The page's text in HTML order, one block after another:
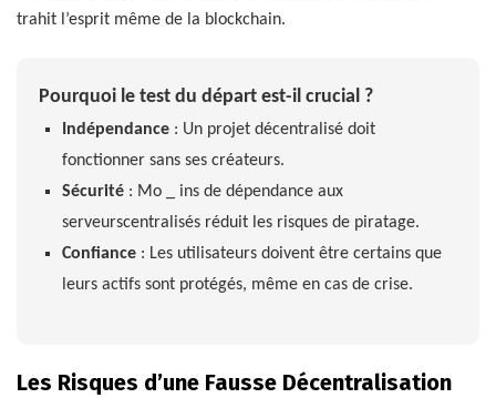
trahit l’esprit même de la blockchain.
Pourquoi le test du départ est-il crucial ?
Indépendance: Un projet décentralisé doit
fonctionner sans ses créateurs.
Sécurité: Mo _ ins de dépendance aux
serveurscentralisés réduit les risques de piratage.
Confiance: Les utilisateurs doivent être certains que
leurs actifs sont protégés, même en cas de crise.
Les Risques d’une Fausse Décentralisation